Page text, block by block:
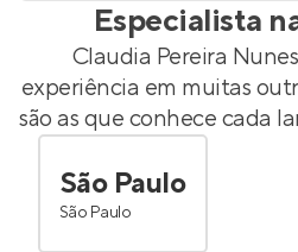
Especialista
Claudia Pereira
experiência em muitas
são as que conhece cada
São Paulo
São Paulo